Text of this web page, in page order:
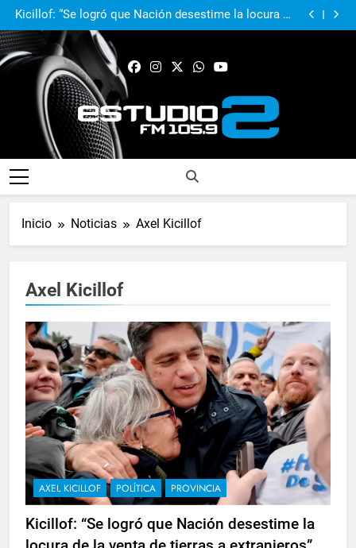
Kicillof: “Se logró que Nación desestime la locura de
la venta de tierras a extranjeros”
Achával participó de la movilización al Congreso
Achával, primero en imagen positiva entre jefes
Fabiana Cantilo presenta ‘Flor de Loto’
Kicillof: “Se logró que Nación desestime la locura de
la venta de tierras a extranjeros”
Achával participó de la movilización al Congreso
junto a la Liga de Intendentes
FM Estudio 2
Inicio Noticias Axel Kicillof
Axel Kicillof
AXEL KICILLOF POLÍTICA PROVINCIA
Kicillof: “Se logró que Nación desestime la